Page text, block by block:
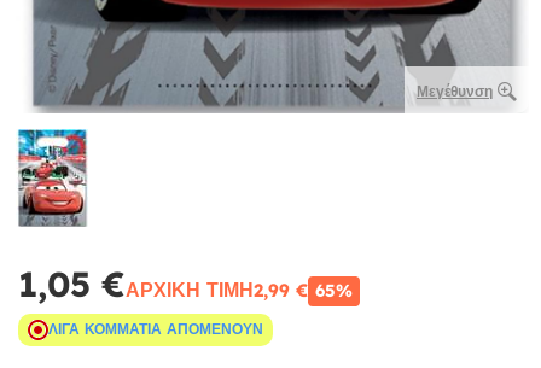
Μεγέθυνση
1,05 €ΑΡΧΙΚΉ ΤΙΜΉ2,99 € 65%
ΛΊΓΑ ΚΟΜΜΆΤΙΑ ΑΠΟΜΈΝΟΥΝ